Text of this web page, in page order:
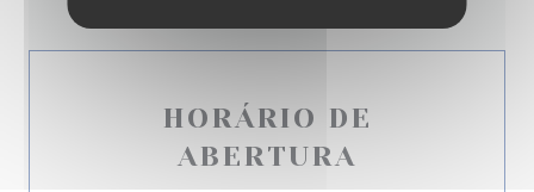
HORÁRIO DE
ABERTURA